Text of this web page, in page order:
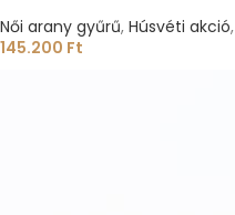
Női arany gyűrű, Húsvéti akció,
145.200 Ft